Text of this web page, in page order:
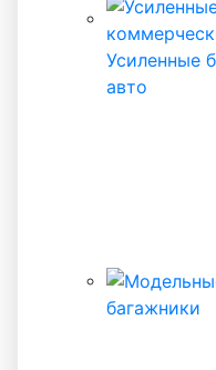
Усиленные
авто
багажники